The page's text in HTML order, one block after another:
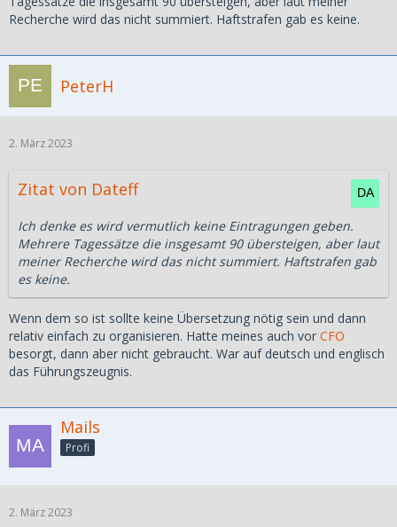
Recherche wird das nicht summiert. Haftstrafen gab es keine.
PeterH
2. März 2023
Zitat von Dateff
Ich denke es wird vermutlich keine Eintragungen geben.
Mehrere Tagessätze die insgesamt 90 übersteigen, aber laut
meiner Recherche wird das nicht summiert. Haftstrafen gab
es keine.
Wenn dem so ist sollte keine Übersetzung nötig sein und dann
relativ einfach zu organisieren. Hatte meines auch vor CFO
besorgt, dann aber nicht gebraucht. War auf deutsch und englisch
das Führungszeugnis.
Mails
Profi
2. März 2023